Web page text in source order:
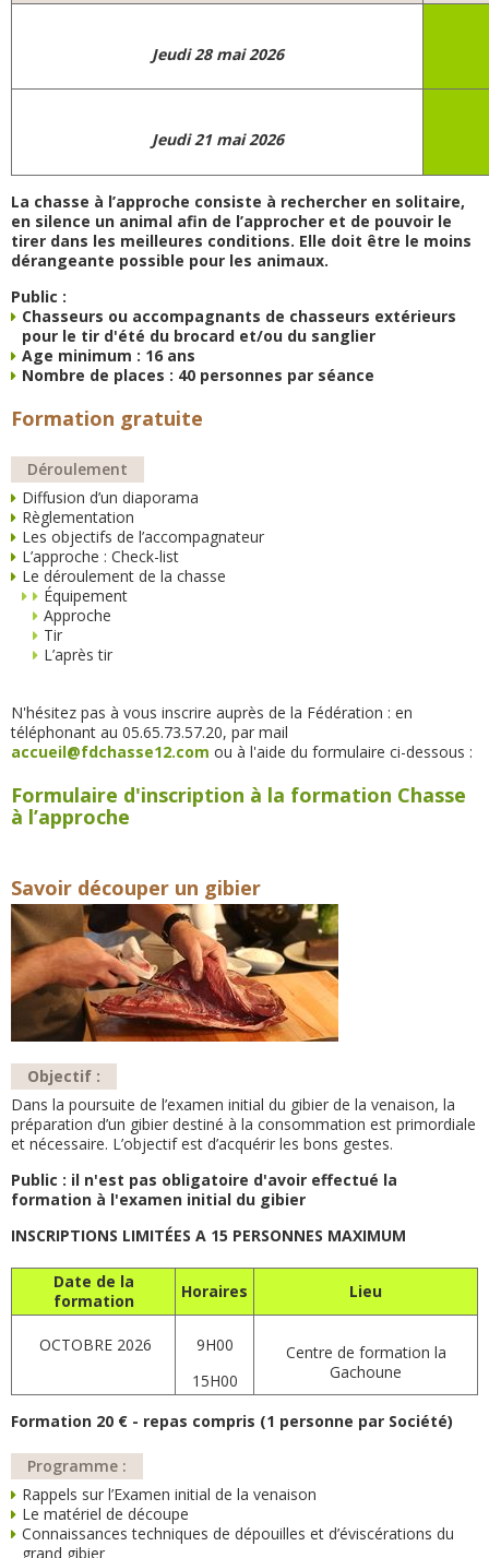
Jeudi 28 mai 2026
Jeudi 21 mai 2026
La chasse à l’approche consiste à rechercher en solitaire,
en silence un animal afin de l’approcher et de pouvoir le
tirer dans les meilleures conditions. Elle doit être le moins
dérangeante possible pour les animaux.
Public :
Chasseurs ou accompagnants de chasseurs extérieurs
pour le tir d'été du brocard et/ou du sanglier
Age minimum : 16 ans
Nombre de places : 40 personnes par séance
Formation gratuite
Déroulement
Diffusion d’un diaporama
Règlementation
Les objectifs de l’accompagnateur
L’approche : Check-list
Le déroulement de la chasse
Équipement
Approche
Tir
L’après tir
N'hésitez pas à vous inscrire auprès de la Fédération : en
téléphonant au 05.65.73.57.20, par mail
accueil@fdchasse12.com ou à l'aide du formulaire ci-dessous :
Formulaire d'inscription à la formation Chasse
à l’approche
Savoir découper un gibier
Objectif :
Dans la poursuite de l’examen initial du gibier de la venaison, la
préparation d’un gibier destiné à la consommation est primordiale
et nécessaire. L’objectif est d’acquérir les bons gestes.
Public : il n'est pas obligatoire d'avoir effectué la
formation à l'examen initial du gibier
INSCRIPTIONS LIMITÉES A 15 PERSONNES MAXIMUM
Date de la
formation
Horaires Lieu
OCTOBRE 2026
9H00
15H00
Centre de formation la
Gachoune
Formation 20 € - repas compris (1 personne par Société)
Programme :
Rappels sur l’Examen initial de la venaison
Le matériel de découpe
Connaissances techniques de dépouilles et d’éviscérations du
grand gibier